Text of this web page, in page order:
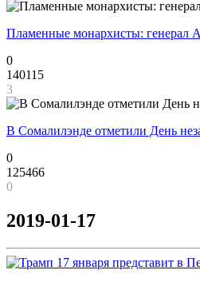
Пламенные монархисты: генерал
0
140115
3
В Сомалилэнде отметили День
0
125466
0
2019-01-17